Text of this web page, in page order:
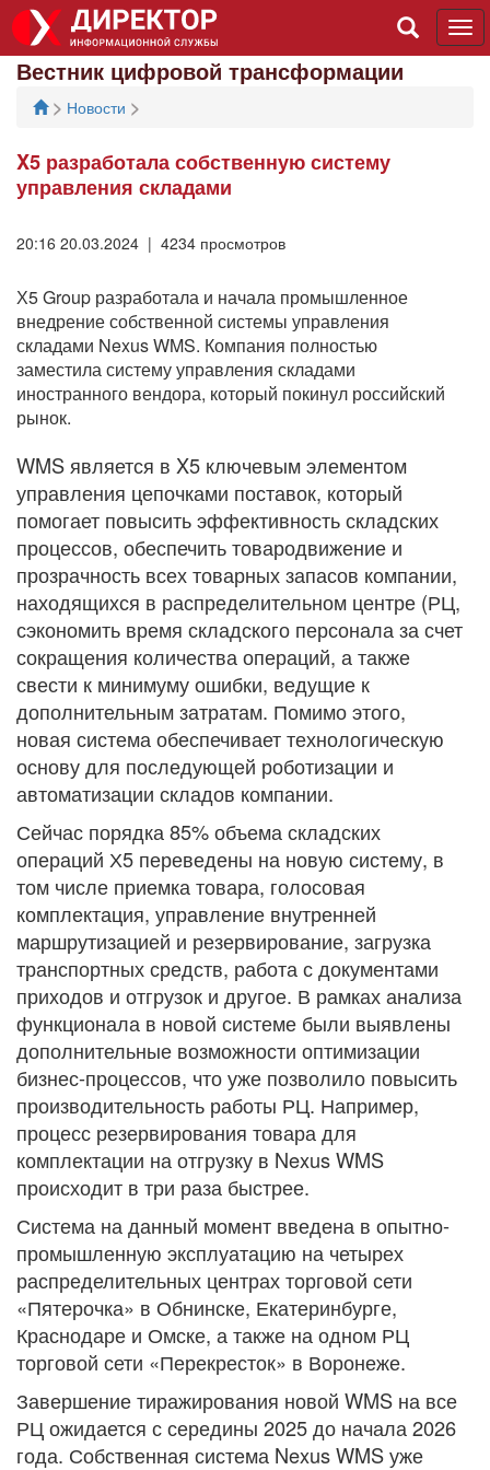
Вестник цифровой трансформации
> Новости >
X5 разработала собственную систему
управления складами
20:16 20.03.2024 | 4234 просмотров
Х5 Group разработала и начала промышленное
внедрение собственной системы управления
складами Nexus WMS. Компания полностью
заместила систему управления складами
иностранного вендора, который покинул российский
рынок.
WMS является в X5 ключевым элементом
управления цепочками поставок, который
помогает повысить эффективность складских
процессов, обеспечить товародвижение и
прозрачность всех товарных запасов компании,
находящихся в распределительном центре (РЦ,
сэкономить время складского персонала за счет
сокращения количества операций, а также
свести к минимуму ошибки, ведущие к
дополнительным затратам. Помимо этого,
новая система обеспечивает технологическую
основу для последующей роботизации и
автоматизации складов компании.
Сейчас порядка 85% объема складских
операций Х5 переведены на новую систему, в
том числе приемка товара, голосовая
комплектация, управление внутренней
маршрутизацией и резервирование, загрузка
транспортных средств, работа с документами
приходов и отгрузок и другое. В рамках анализа
функционала в новой системе были выявлены
дополнительные возможности оптимизации
бизнес-процессов, что уже позволило повысить
производительность работы РЦ. Например,
процесс резервирования товара для
комплектации на отгрузку в Nexus WMS
происходит в три раза быстрее.
Система на данный момент введена в опытно-
промышленную эксплуатацию на четырех
распределительных центрах торговой сети
«Пятерочка» в Обнинске, Екатеринбурге,
Краснодаре и Омске, а также на одном РЦ
торговой сети «Перекресток» в Воронеже.
Завершение тиражирования новой WMS на все
РЦ ожидается с середины 2025 до начала 2026
года. Собственная система Nexus WMS уже